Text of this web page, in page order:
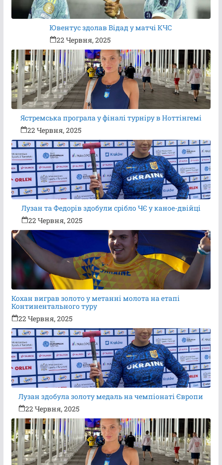
Ювентус здолав Відад у матчі КЧС
22 Червня, 2025
Ястремська програла у фіналі турніру в Ноттінгемі
22 Червня, 2025
Лузан та Федорів здобули срібло ЧЄ у каное-двійці
22 Червня, 2025
Кохан виграв золото у метанні молота на етапі
Континентального туру
22 Червня, 2025
Лузан здобула золоту медаль на чемпіонаті Європи
22 Червня, 2025